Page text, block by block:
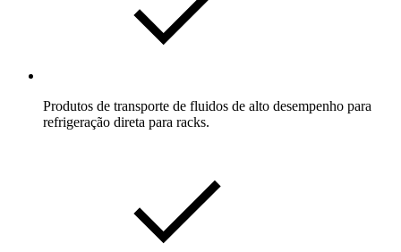
Produtos de transporte de fluidos de alto desempenho para
refrigeração direta para racks.